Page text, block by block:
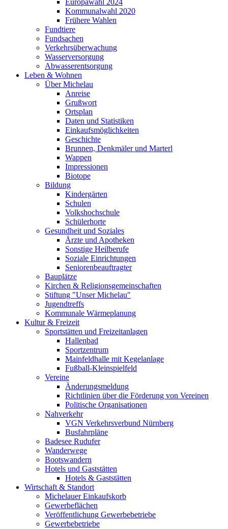
Europawahl 2024
Kommunalwahl 2020
Frühere Wahlen
Fundtiere
Fundsachen
Verkehrsüberwachung
Wasserversorgung
Abwasserentsorgung
Leben & Wohnen
Über Michelau
Anreise
Grußwort
Ortsplan
Daten und Statistiken
Einkaufsmöglichkeiten
Geschichte
Brunnen, Denkmäler und Marterl
Wappen
Impressionen
Biotope
Bildung
Kindergärten
Schulen
Volkshochschule
Schülerhorte
Gesundheit und Soziales
Ärzte und Apotheken
Sonstige Heilberufe
Soziale Einrichtungen
Seniorenbeauftragter
Bauplätze
Kirchen & Religionsgemeinschaften
Stiftung "Unser Michelau"
Jugendtreffs
Kommunale Wärmeplanung
Kultur & Freizeit
Sportstätten und Freizeitanlagen
Hallenbad
Sportzentrum
Mainfeldhalle mit Kegelanlage
Fußball-Kleinspielfeld
Vereine
Änderungsmeldung
Richtlinien über die Förderung von Vereinen
Politische Organisationen
Nahverkehr
VGN Verkehrsverbund Nürnberg
Busfahrpläne
Badesee Rudufer
Wanderwege
Bootswandern
Hotels und Gaststätten
Hotels & Gaststätten
Wirtschaft & Standort
Michelauer Einkaufskorb
Gewerbeflächen
Veröffentlichung Gewerbebetriebe
Gewerbebetriebe